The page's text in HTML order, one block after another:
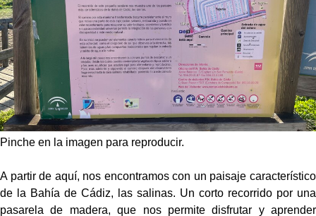
Pinche en la imagen para reproducir.
A partir de aquí, nos encontramos con un paisaje característico
de la Bahía de Cádiz, las salinas. Un corto recorrido por una
pasarela de madera, que nos permite disfrutar y aprender